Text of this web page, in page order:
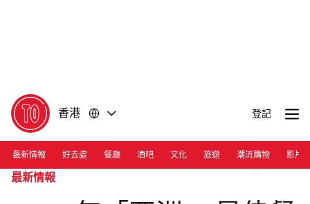
香港 登記
最新情報 好去處 餐廳 酒吧 文化 旅遊 潮流購物 影片
最新情報